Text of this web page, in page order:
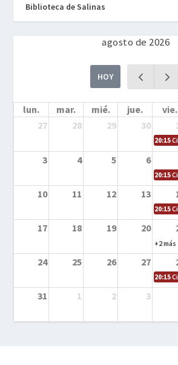
Biblioteca de Salinas
agosto de 2026
HOY
lun. mar. mié. jue. vie.
27
28 29 30
20:15
3 4 5 6
20:15
10 11 12 13
20:15
17 18 19 20
+2 más
24 25 26 27
20:15
31 1 2 3